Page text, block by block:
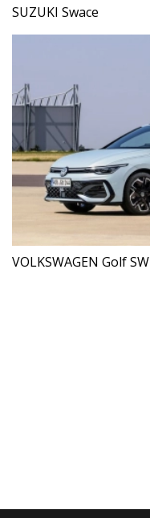
SUZUKI Swace
VOLKSWAGEN Golf SW